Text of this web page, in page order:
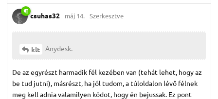
csuhas32 máj 14. Szerkesztve
klt Anydesk.
De az egyrészt harmadik fél kezében van (tehát lehet, hogy az
be tud jutni), másrészt, ha jól tudom, a túloldalon lévő félnek
meg kell adnia valamilyen kódot, hogy én bejussak. Ez pont